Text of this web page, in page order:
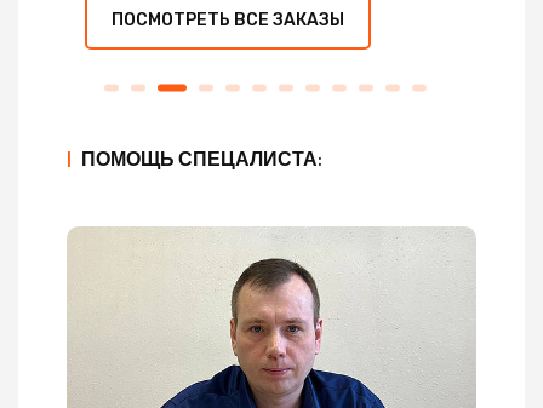
ПОСМОТРЕТЬ ВСЕ ЗАКАЗЫ
| ПОМОЩЬ СПЕЦАЛИСТА: